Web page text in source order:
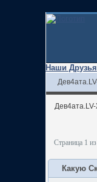
Наши Друзья
Страница 1
Какую